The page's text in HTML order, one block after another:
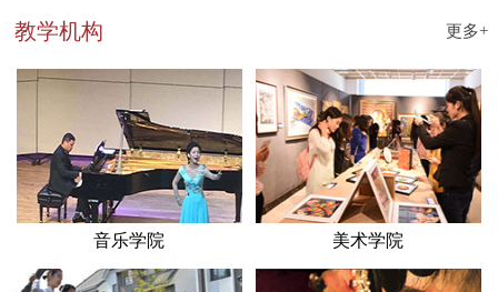
教学机构 更多+
音乐学院 美术学院